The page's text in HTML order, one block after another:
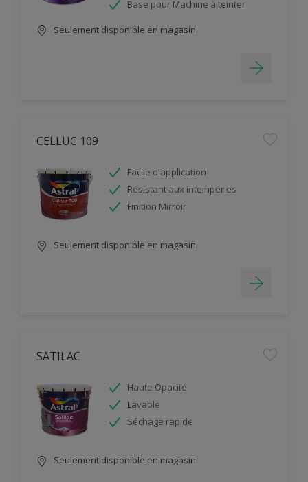
Base pour Machine à teinter
Seulement disponible en magasin
CELLUC 109
Facile d'application
Résistant aux intempéries
Finition Mirroir
Seulement disponible en magasin
SATILAC
Haute Opacité
Lavable
Séchage rapide
Seulement disponible en magasin